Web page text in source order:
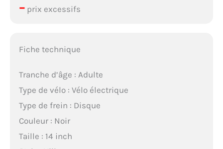
–prix excessifs
Fiche technique
Tranche d’âge : Adulte
Type de vélo : Vélo électrique
Type de frein : Disque
Couleur : Noir
Taille : 14 inch